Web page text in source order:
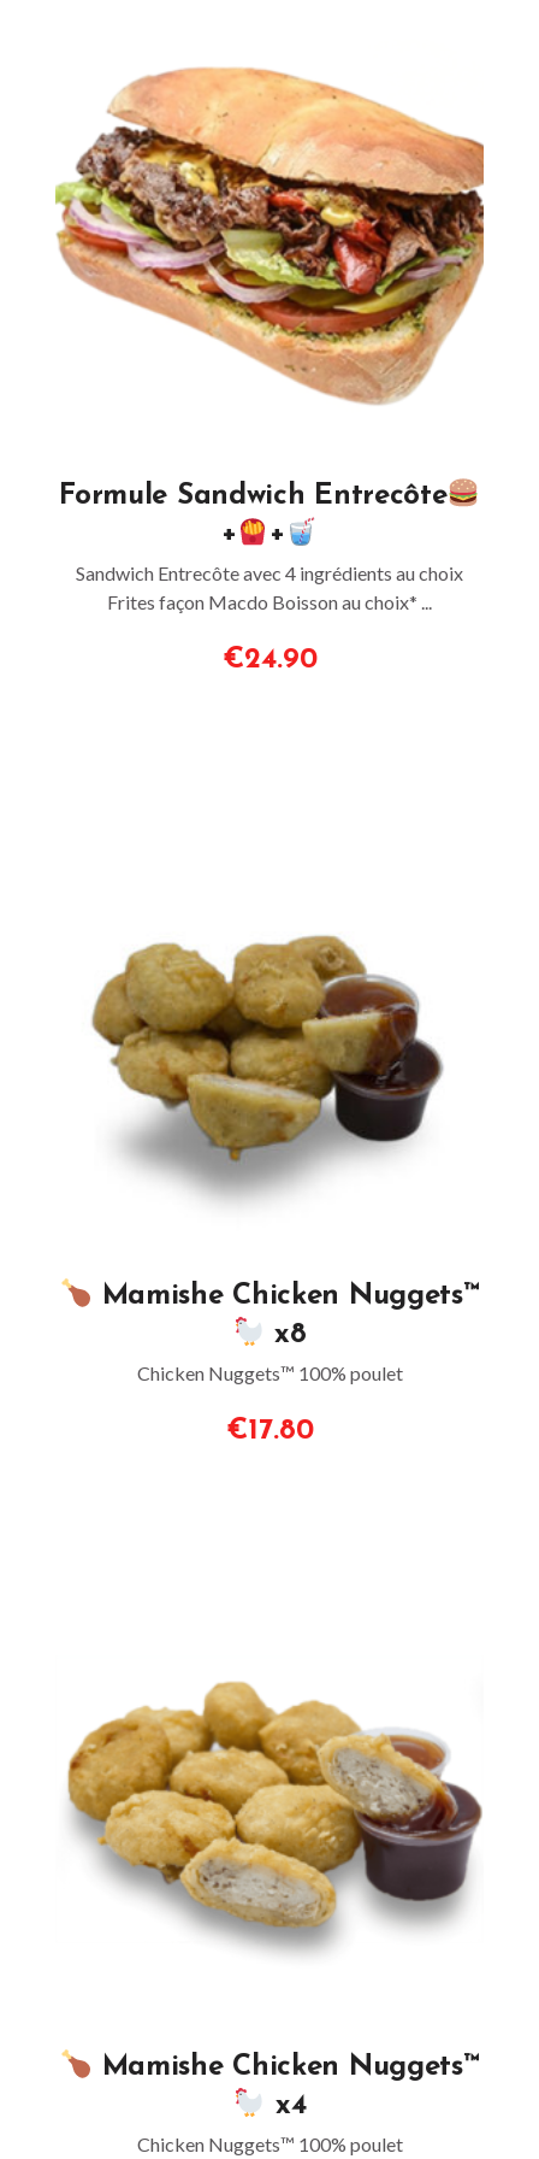
Formule Sandwich Entrecôte
+
+
Sandwich Entrecôte avec 4 ingrédients au choix
Frites façon Macdo Boisson au choix* ...
€24.90
Mamishe Chicken Nuggets™
x8
Chicken Nuggets™ 100% poulet
€17.80
Mamishe Chicken Nuggets™
x4
Chicken Nuggets™ 100% poulet